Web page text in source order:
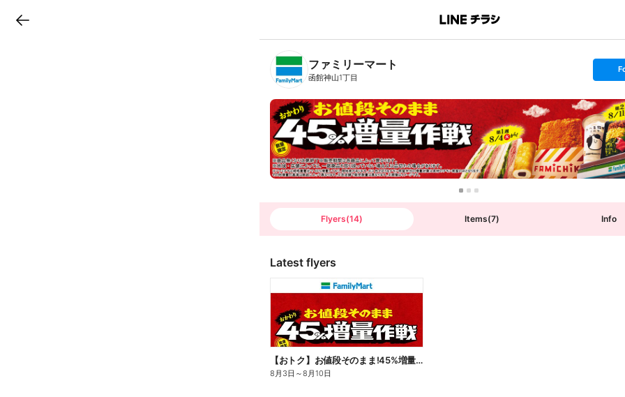
B
n
T
ファミリーマート
函館神山1丁目
s
t
o
l
l
o
w
Flyers(14) Items(7) Info
Latest flyers
【おトク】お値段そのまま!45%増量作戦!
8月3日 ～8月10日